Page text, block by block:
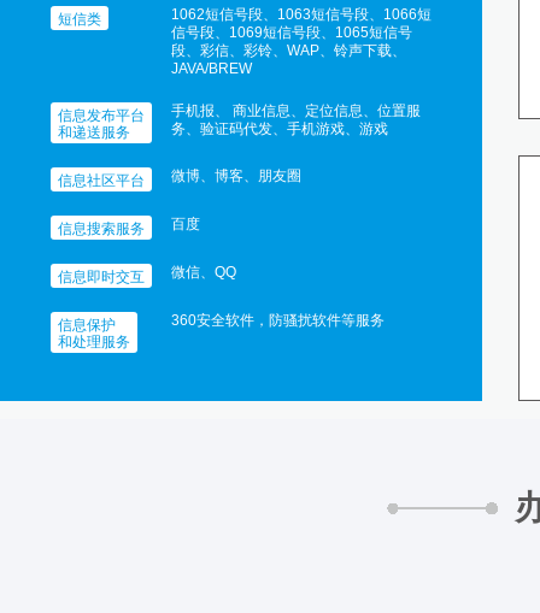
短信类
1062短信号段、1063短信号段、1066短
信号段、1069短信号段、1065短信号
段、彩信、彩铃、WAP、铃声下载、
JAVA/BREW
信息发布平台
和递送服务
手机报、 商业信息、定位信息、位置服
务、验证码代发、手机游戏、游戏
信息社区平台 微博、博客、朋友圈
信息搜索服务 百度
信息即时交互 微信、QQ
信息保护
和处理服务
360安全软件，防骚扰软件等服务